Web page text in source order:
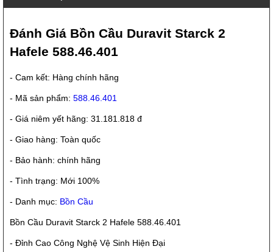
Đánh Giá Bồn Cầu Duravit Starck 2
Hafele 588.46.401
- Cam kết: Hàng chính hãng
- Mã sản phẩm: 588.46.401
- Giá niêm yết hãng: 31.181.818 đ
- Giao hàng: Toàn quốc
- Bảo hành: chính hãng
- Tình trạng: Mới 100%
- Danh mục: Bồn Cầu
Bồn Cầu Duravit Starck 2 Hafele 588.46.401
- Đỉnh Cao Công Nghệ Vệ Sinh Hiện Đại